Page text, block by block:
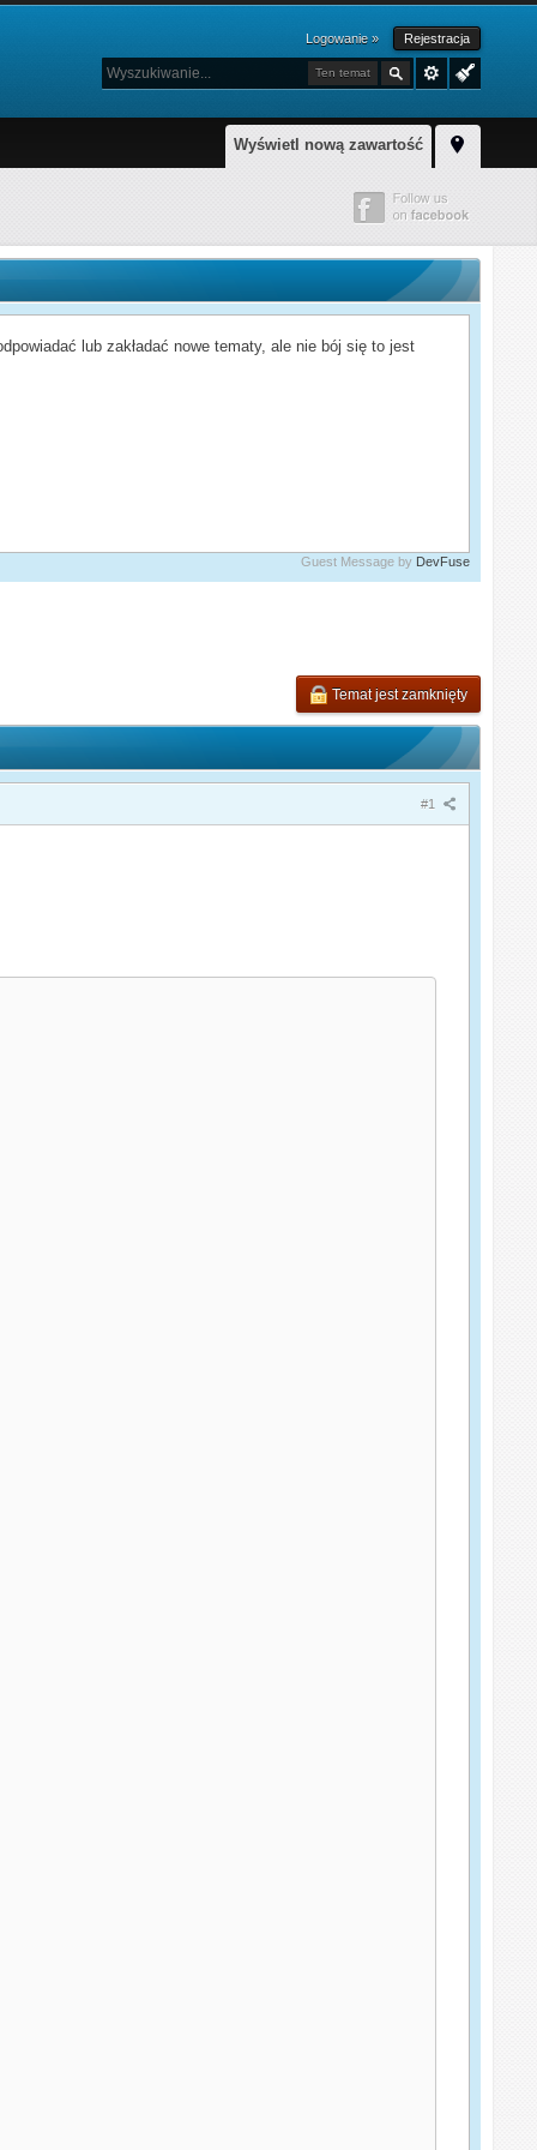
Logowanie » Rejestracja
Ten temat
Wyświetl nową zawartość
lub zakładać nowe tematy, ale nie bój się to jest
Guest Message by DevFuse
Temat jest zamknięty
#1